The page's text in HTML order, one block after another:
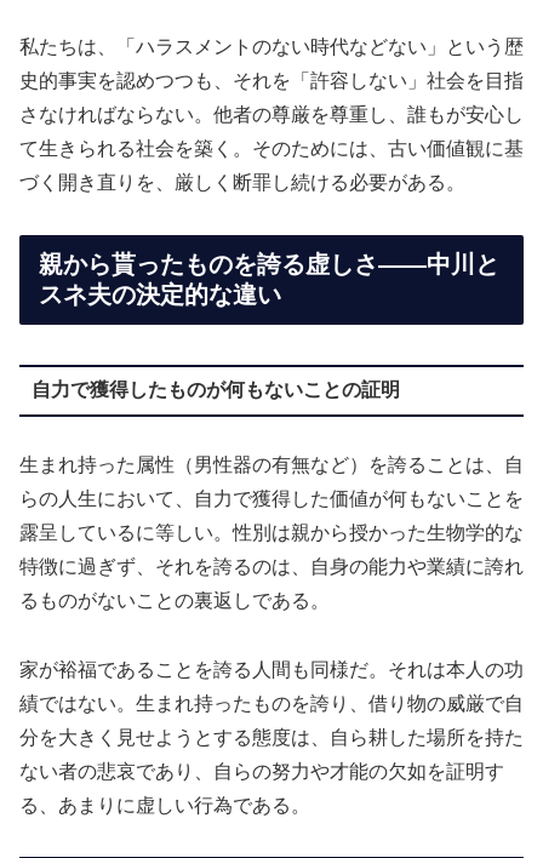
私たちは、「ハラスメントのない時代などない」という歴
史的事実を認めつつも、それを「許容しない」社会を目指
さなければならない。他者の尊厳を尊重し、誰もが安心し
て生きられる社会を築く。そのためには、古い価値観に基
づく開き直りを、厳しく断罪し続ける必要がある。
親から貰ったものを誇る虚しさ——中川と
スネ夫の決定的な違い
自力で獲得したものが何もないことの証明
生まれ持った属性（男性器の有無など）を誇ることは、自
らの人生において、自力で獲得した価値が何もないことを
露呈しているに等しい。性別は親から授かった生物学的な
特徴に過ぎず、それを誇るのは、自身の能力や業績に誇れ
るものがないことの裏返しである。
家が裕福であることを誇る人間も同様だ。それは本人の功
績ではない。生まれ持ったものを誇り、借り物の威厳で自
分を大きく見せようとする態度は、自ら耕した場所を持た
ない者の悲哀であり、自らの努力や才能の欠如を証明す
る、あまりに虚しい行為である。